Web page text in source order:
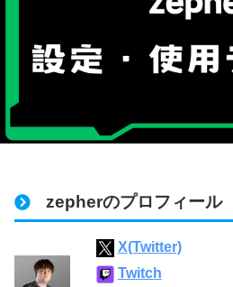
zepherのプロフィール
X(Twitter)
Twitch